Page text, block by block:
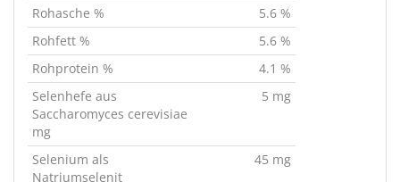
Rohasche %
5.6 %
Rohfett %
5.6 %
Rohprotein %
4.1 %
Selenhefe aus
Saccharomyces cerevisiae
mg
5 mg
Selenium als
Natriumselenit
45 mg